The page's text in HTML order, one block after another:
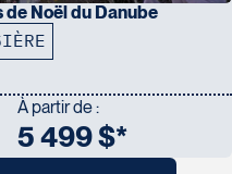
de Noël du Danube
À partir de :
5 499 $*